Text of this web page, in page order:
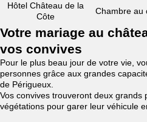
Hôtel Château de la
Côte
Chambre au
Votre mariage au
vos convives
Pour le plus beau jour de votre vie,
personnes grâce aux grandes
de Périgueux.
Vos convives trouveront deux
végétations pour garer leur véhicule